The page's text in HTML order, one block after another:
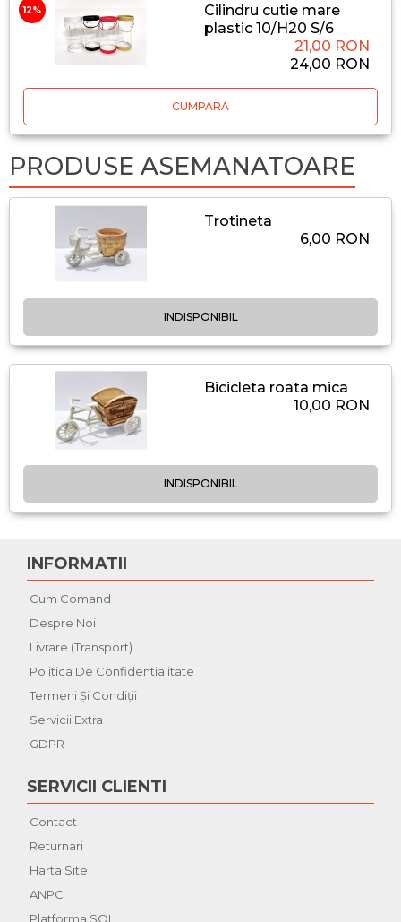
12%
Cilindru cutie mare
plastic 10/H20 S/6
21,00 RON
24,00 RON
CUMPARA
PRODUSE ASEMANATOARE
Trotineta
6,00 RON
INDISPONIBIL
Bicicleta roata mica
10,00 RON
INDISPONIBIL
INFORMATII
Cum Comand
Despre Noi
Livrare (Transport)
Politica De Confidentialitate
Termeni Şi Condiţii
Servicii Extra
GDPR
SERVICII CLIENTI
Contact
Returnari
Harta Site
ANPC
Platforma SOL